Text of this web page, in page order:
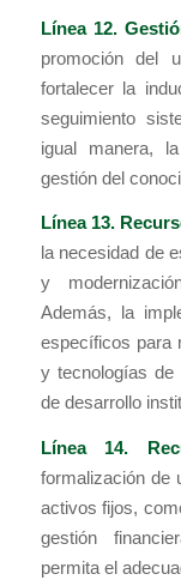
Línea 12.
promoción del
fortalecer la
seguimiento
igual manera,
gestión del
Línea 13.
la necesidad de
y
Además, la
específicos para
y tecnologías de
de desarrollo
Línea 14.
formalización de
activos fijos,
gestión
permita el